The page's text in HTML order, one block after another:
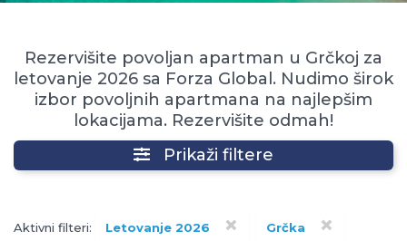
Rezervišite povoljan apartman u Grčkoj za
letovanje 2026 sa Forza Global. Nudimo širok
izbor povoljnih apartmana na najlepšim
lokacijama. Rezervišite odmah!
Prikaži filtere
Aktivni filteri: ×
Letovanje 2026 ×
Grčka